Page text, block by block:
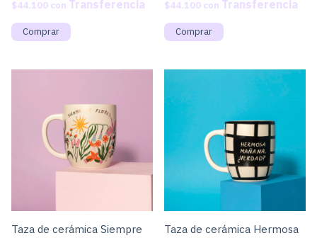
$44.100 con $44.100 con
Taza de cerámica Siempre
Taza de cerámica Hermosa